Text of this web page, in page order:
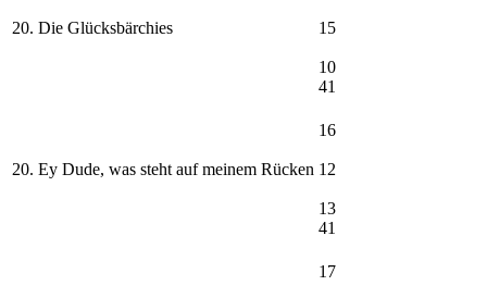
20. Die Glücksbärchies 15
10
41
20. Ey Dude, was steht auf meinem Rücken
16
12
13
41
17